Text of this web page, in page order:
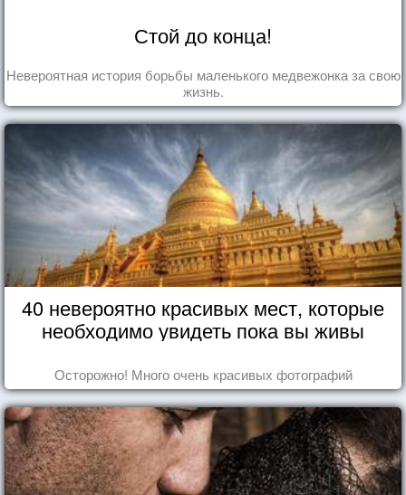
Стой до конца!
Невероятная история борьбы маленького медвежонка за свою
жизнь.
40 невероятно красивых мест, которые
необходимо увидеть пока вы живы
Осторожно! Много очень красивых фотографий